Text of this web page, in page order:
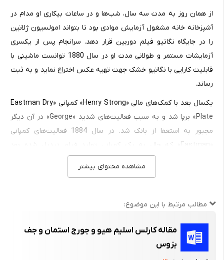
از همان روز به مدت سه سال، شب‌ها و در ساعات بیکاری او مدام در
آشپزخانه خانه مشغول آزمایش موادی بود تا بتواند امولسیون ژلاتین
را در جایگاه نگاتیو فیلم دوربین قرار دهد. سرانجام پس از یکسری
آزمایشات مستمر و طولانی مدت او در سال 1880 توانست ماشینی با
قابلیت کارایی با نگاتیو خشک جهت تهیه عکس اختراع نماید و به ثبت
رساند.
یکسال بعد با کمک‌های مالی «Henry Strong» کمپانی «Eastman Dry
Plate» برپا شد و به سبب فعالیت‌های شدید «George» در آن دیگر
مجبور به استعفا از بانک شد. در سال 1884 فعالیت‌های کمپانی
«Eastman» که حال به یک کمپانی تولید فیلم تبدیل شده بود
گسترش یافت و او توانست فیلم‌های حلقه‌ای را جایگزین نگاتیوهای
شیشه‌ای نماید که با استقبال بسیار بی‌نظیری مواجه شد.
که با ظهور خود انقلاب بزرگی در صنعت عکاسی دنیا پدید آورد. اندکی
دوربین‌های سبک با کارایی بسیار ساده را با نام «Kodak» وارد بازار
نماید. شعار آنها با فرستادن این دوربین‌ها به بازار این بود: «شما تنها
مشاهده محتوای بیشتر
مطالب مرتبط با این موضوع:
مقاله کارلس اسلیم هیو و جورج استمان و جف
بزوس